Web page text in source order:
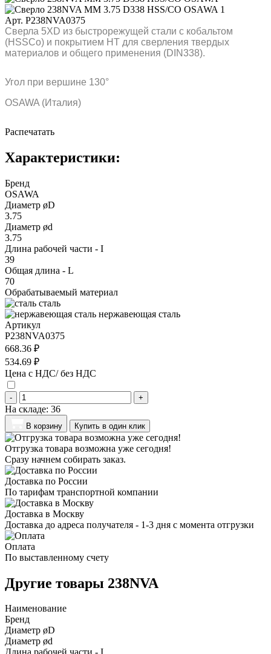
Арт. P238NVA0375
Сверла 5XD из быстрорежущей стали с кобальтом
(HSSCo) и покрытием HT для сверления твердых
материалов и общего применения (DIN338).
Угол при вершине 130°
OSAWA (Италия)
Распечатать
Характеристики:
Бренд
OSAWA
Диаметр øD
3.75
Диаметр ød
3.75
Длина рабочей части - I
39
Общая длина - L
70
Обрабатываемый материал
сталь
нержавеющая сталь
Артикул
P238NVA0375
668.36 ₽
534.69 ₽
Цена с НДС/ без НДС
- +
На складе: 36
В корзину Купить в один клик
Отгрузка товара возможна уже сегодня!
Сразу начнем собирать заказ.
Доставка по России
По тарифам транспортной компании
Доставка в Москву
Доставка до адреса получателя - 1-3 дня с момента отгрузки
Оплата
По выставленному счету
Другие товары 238NVA
Наименование
Бренд
Диаметр øD
Диаметр ød